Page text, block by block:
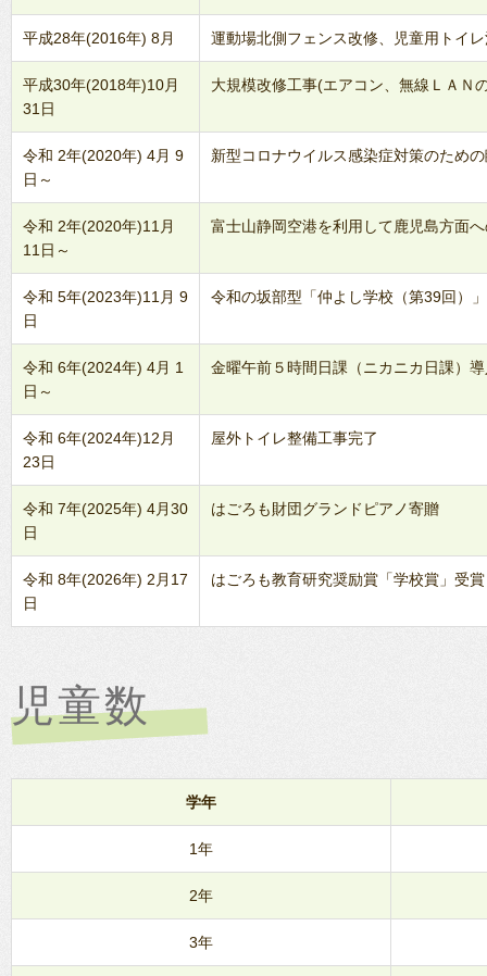
平成28年(2016年) 8月 運動場北側フェンス改修、児童用トイ
平成30年(2018年)10月
31日
大規模改修工事(エアコン、無線ＬＡＮ
令和 2年(2020年) 4月 9
日～
新型コロナウイルス感染症対策のため
令和 2年(2020年)11月
11日～
富士山静岡空港を利用して鹿児島方面
令和 5年(2023年)11月 9
日
令和の坂部型「仲よし学校（第39回）
令和 6年(2024年) 4月 1
日～
金曜午前５時間日課（ニカニカ日課）
令和 6年(2024年)12月
23日
屋外トイレ整備工事完了
令和 7年(2025年) 4月30
日
はごろも財団グランドピアノ寄贈
令和 8年(2026年) 2月17
日
はごろも教育研究奨励賞「学校賞」受賞
児童数
学年
1年
2年
3年